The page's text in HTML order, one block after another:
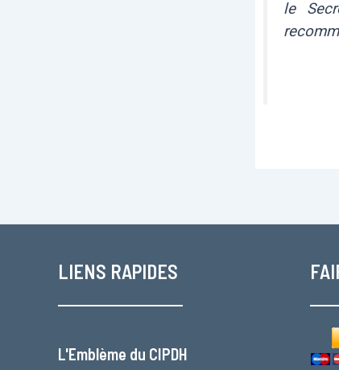
le
LIENS RAPIDES
L'Emblème du CIPDH